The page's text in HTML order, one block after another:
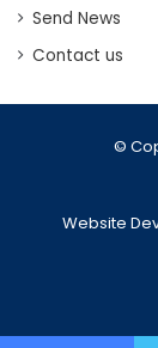
Send News
Contact us
©
Website